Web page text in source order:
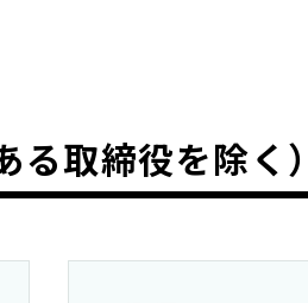
取締役を除く